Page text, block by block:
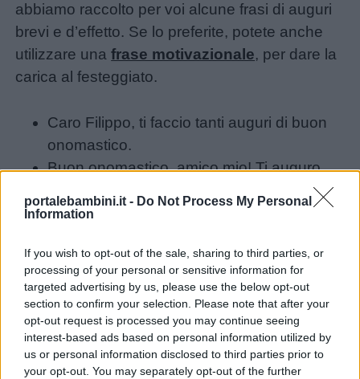
portalebambini.it - Do Not Process My Personal
Information
If you wish to opt-out of the sale, sharing to third parties, or
processing of your personal or sensitive information for
targeted advertising by us, please use the below opt-out
section to confirm your selection. Please note that after your
opt-out request is processed you may continue seeing
interest-based ads based on personal information utilized by
us or personal information disclosed to third parties prior to
your opt-out. You may separately opt-out of the further
abbiamo raccolto per voi alcune frasi di auguri
brevi e d’effetto. Se lo preferite, potete anche
utilizzare unafrase motivazionale, per dare la
carica al festeggiato.
Caro Filippo, ti faccio tanti auguri di buon
onomastico.
Buon onomastico, amico mio! Ti auguro
In questo giorno speciale, ti auguro tanta
Amico mio, sei davvero incredibile. Buon
onomastico, e che la vita ti sorrida sempre.
Buon onomastico! Che la vita continui a
sorriderti sempre.
Buon onomastico Filippo! Ti auguro tutte le
soddisfazioni che meriti.